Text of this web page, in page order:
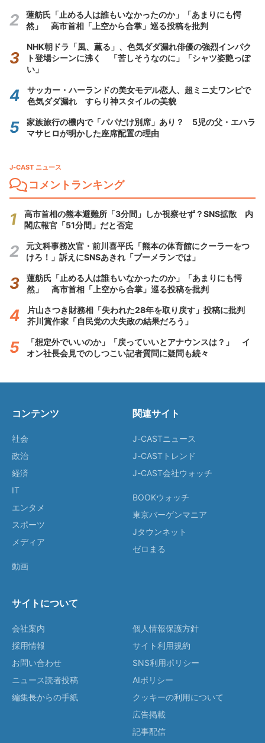
蓮舫氏「止める人は誰もいなかったのか」「あまりにも愕
然」 高市首相「上空から合掌」巡る投稿を批判
NHK朝ドラ「風、薫る」、色気ダダ漏れ俳優の強烈インパク
ト登場シーンに沸く 「苦しそうなのに」「シャツ姿艶っぽ
い」
サッカー・ハーランドの美女モデル恋人、超ミニ丈ワンピで
色気ダダ漏れ すらり神スタイルの美貌
家族旅行の機内で「パパだけ別席」あり？ 5児の父・エハラ
マサヒロが明かした座席配置の理由
J-CAST ニュース
コメントランキング
高市首相の熊本避難所「3分間」しか視察せず？SNS拡散 内
閣広報官「51分間」だと否定
元文科事務次官・前川喜平氏「熊本の体育館にクーラーをつ
けろ！」訴えにSNSあきれ「ブーメランでは」
蓮舫氏「止める人は誰もいなかったのか」「あまりにも愕
然」 高市首相「上空から合掌」巡る投稿を批判
片山さつき財務相「失われた28年を取り戻す」投稿に批判
芥川賞作家「自民党の大失政の結果だろう」
「想定外でいいのか」「戻っていいとアナウンスは？」 イ
オン社長会見でのしつこい記者質問に疑問も続々
コンテンツ
社会
政治
経済
IT
エンタメ
スポーツ
メディア
動画
関連サイト
J-CASTニュース
J-CASTトレンド
J-CAST会社ウォッチ
BOOKウォッチ
東京バーゲンマニア
Jタウンネット
ゼロまる
サイトについて
会社案内
採用情報
お問い合わせ
ニュース読者投稿
編集長からの手紙
個人情報保護方針
サイト利用規約
SNS利用ポリシー
AIポリシー
クッキーの利用について
広告掲載
記事配信